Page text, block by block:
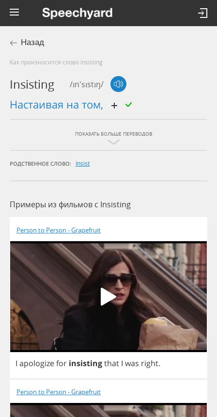
Назад
Как произносится слово insisting
Insisting /ɪn'sɪstɪŋ/
настаивая на том,
ПОКАЗАТЬ БОЛЬШЕ ПЕРЕВОДОВ
РОДСТВЕННОЕ СЛОВО: Insist
Примеры из фильмов c Insisting
Person to Person - Grapefruit
I apologizefor insistingthat I was right.
Person to Person - Grapefruit